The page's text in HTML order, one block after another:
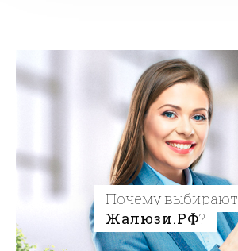
Почему выбирают
Жалюзи.РФ?